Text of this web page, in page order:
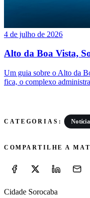
4 de julho de 2026
Alto da Boa Vista,
Um guia sobre o Alto da
fica, o complexo
CATEGORIAS:
COMPARTILHE A
Cidade Sorocaba